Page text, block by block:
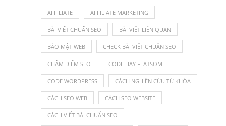
AFFILIATE AFFILIATE MARKETING
BÀI VIẾT CHUẨN SEO BÀI VIẾT LIÊN QUAN
BẢO MẬT WEB CHECK BÀI VIẾT CHUẨN SEO
CHẤM ĐIỂM SEO CODE HAY FLATSOME
CODE WORDPRESS CÁCH NGHIÊN CỨU TỪ KHÓA
CÁCH SEO WEB CÁCH SEO WEBSITE
CÁCH VIẾT BÀI CHUẨN SEO